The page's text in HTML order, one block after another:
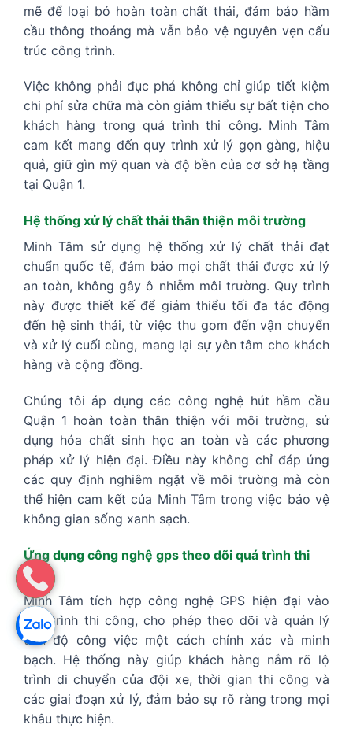
mẽ để loại bỏ hoàn toàn chất thải, đảm bảo hầm
cầu thông thoáng mà vẫn bảo vệ nguyên vẹn cấu
trúc công trình.
Việc không phải đục phá không chỉ giúp tiết kiệm
chi phí sửa chữa mà còn giảm thiểu sự bất tiện cho
khách hàng trong quá trình thi công. Minh Tâm
cam kết mang đến quy trình xử lý gọn gàng, hiệu
quả, giữ gìn mỹ quan và độ bền của cơ sở hạ tầng
tại Quận 1.
Hệ thống xử lý chất thải thân thiện môi trường
Minh Tâm sử dụng hệ thống xử lý chất thải đạt
chuẩn quốc tế, đảm bảo mọi chất thải được xử lý
an toàn, không gây ô nhiễm môi trường. Quy trình
này được thiết kế để giảm thiểu tối đa tác động
đến hệ sinh thái, từ việc thu gom đến vận chuyển
và xử lý cuối cùng, mang lại sự yên tâm cho khách
hàng và cộng đồng.
Chúng tôi áp dụng các công nghệ hút hầm cầu
Quận 1 hoàn toàn thân thiện với môi trường, sử
dụng hóa chất sinh học an toàn và các phương
pháp xử lý hiện đại. Điều này không chỉ đáp ứng
các quy định nghiêm ngặt về môi trường mà còn
thể hiện cam kết của Minh Tâm trong việc bảo vệ
không gian sống xanh sạch.
Ứng dụng công nghệ gps theo dõi quá trình thi
công
Minh Tâm tích hợp công nghệ GPS hiện đại vào
quy trình thi công, cho phép theo dõi và quản lý
tiến độ công việc một cách chính xác và minh
bạch. Hệ thống này giúp khách hàng nắm rõ lộ
trình di chuyển của đội xe, thời gian thi công và
các giai đoạn xử lý, đảm bảo sự rõ ràng trong mọi
khâu thực hiện.